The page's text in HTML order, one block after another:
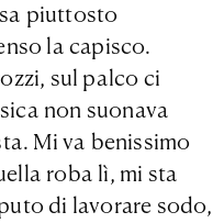
piuttosto
la capisco.
sul palco ci
non suonava
Mi va benissimo
roba lì, mi sta
di lavorare sodo,